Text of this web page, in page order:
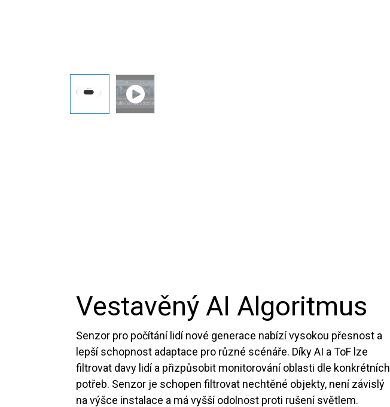
Vestavěný AI Algoritmus
Senzor pro počítání lidí nové generace nabízí vysokou přesnost a
lepší schopnost adaptace pro různé scénáře. Díky AI a ToF lze
filtrovat davy lidí a přizpůsobit monitorování oblasti dle konkrétních
potřeb. Senzor je schopen filtrovat nechtěné objekty, není závislý
na výšce instalace a má vyšší odolnost proti rušení světlem.